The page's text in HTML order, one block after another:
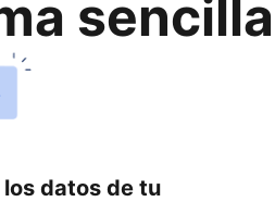
sencilla
datos de tu